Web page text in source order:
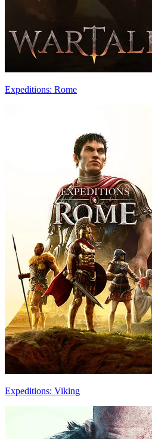
Expeditions: Rome
Expeditions: Viking